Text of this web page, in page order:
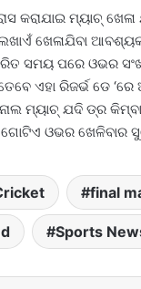
କରାଯାଇ ମ୍ୟାଚ୍
ଖେଳାଯିବା
ସମୟ ପରେ ଓଭର
ଏହା ରିଜର୍ଭ ଡେ
ମ୍ୟାଚ୍ ଯଦି ଡ୍ର
ଓଭର ଖେଳିବାର
final
Sports